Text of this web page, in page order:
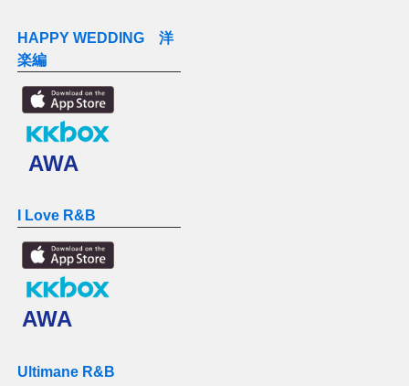
HAPPY WEDDING 洋
楽編
AWA
I Love R&B
AWA
Ultimane R&B